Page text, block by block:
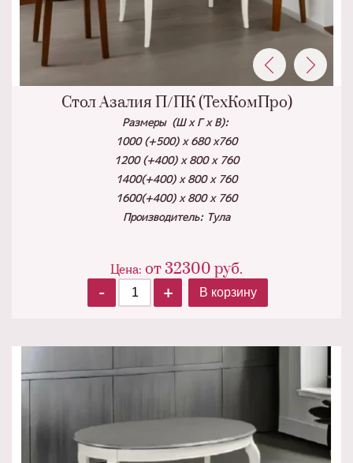
Стол Азалия П/ПК (ТехКомПро)
Размеры (Ш х Г х В):
1000 (+500) х 680 х760
1200 (+400) х 800 х 760
1400(+400) х 800 х 760
1600(+400) х 800 х 760
Производитель: Тула
Цена: от32300 руб.
-
+ В корзину